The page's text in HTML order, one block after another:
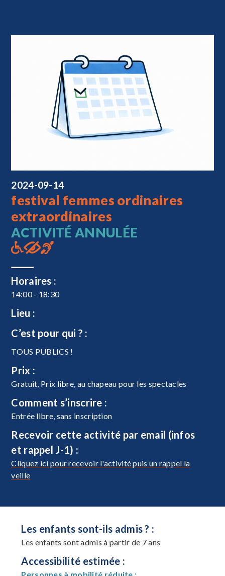
2024-09-14
festival femmes ordinaires
extraordinaires
ACTIVITÉ ANNULÉE
Horaires :
14:00 - 18:30
Lieu :
C’est pour qui ? :
TOUS PUBLICS !
Prix :
Gratuit, Prix libre, au chapeau pour les spectacles
Comment s’inscrire :
Entrée libre, sans inscription
Recevoir cette activité par email (infos
et rappel J-1) :
Cliquez ici pour recevoir l'activité puis un rappel la
veille
Les enfants sont-ils admis ? :
Les enfants sont admis à partir de 7 ans
Accessibilité estimée :